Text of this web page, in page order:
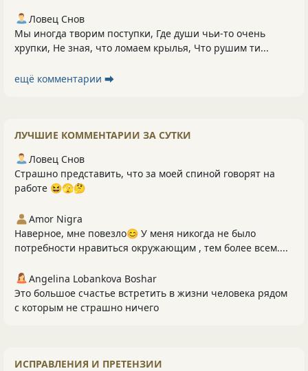
Ловец Снов
Мы иногда творим поступки, Где души чьи-то очень
хрупки, Не зная, что ломаем крылья, Что рушим ти...
ещё комментарии ⮕
ЛУЧШИЕ КОММЕНТАРИИ ЗА СУТКИ
Ловец Снов
Страшно представить, что за моей спиной говорят на
работе 😆🫣🤔
Amor Nigra
Наверное, мне повезло😊 У меня никогда не было
потребности нравиться окружающим , тем более всем....
Angelina Lobankova Boshar
Это большое счастье встретить в жизни человека рядом
с которым не страшно ничего
ИСПРАВЛЕНИЯ И ПРЕТЕНЗИИ